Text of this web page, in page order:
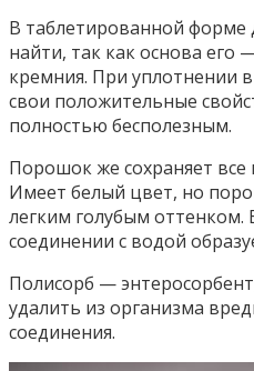
В таблетированной форме
найти, так как основа его
кремния. При уплотнении
свои положительные
полностью бесполезным.
Порошок же сохраняет
Имеет белый цвет, но
легким голубым оттенком.
соединении с водой
Полисорб —
удалить из организма
соединения.